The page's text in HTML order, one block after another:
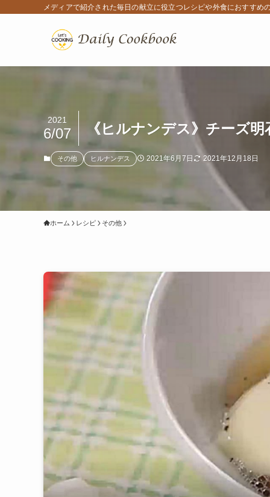
メディアで紹介された毎日の献立に役立つレシピや外食におすすめ
《ヒルナンデス》チーズ
2021
6/07
その他 ヒルナンデス 2021年6月7日 2021年12月18日
ホーム レシピ その他